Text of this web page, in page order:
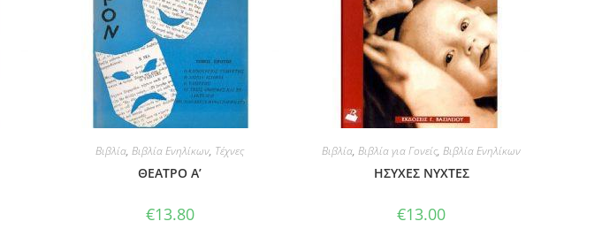
Βιβλία,Βιβλία Ενηλίκων, Τέχνες
ΘΕΑΤΡΟ Α’
€13.80
Βιβλία,Βιβλία για Γονείς,Βιβλία Ενηλίκων
ΗΣΥΧΕΣ ΝΥΧΤΕΣ
€13.00